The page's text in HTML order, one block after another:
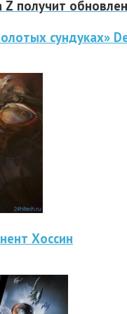
Z получит
сундуках»
Хоссин